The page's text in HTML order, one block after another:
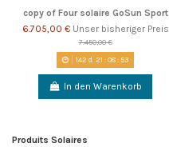
copy of Four solaire GoSun Sport
6.705,00 € Unser bisheriger Preis
7.450,00 €
142 d. 21 :08:52
In den Warenkorb
Produits Solaires